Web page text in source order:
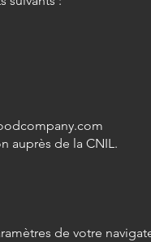
auprès de la CNIL.
de votre